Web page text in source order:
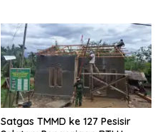
Satgas TMMD ke 127 Pesisir